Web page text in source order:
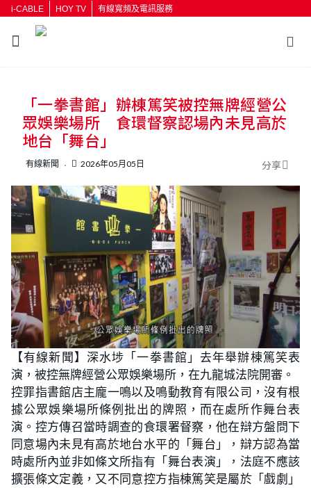
i-CABLE HOY TV 有線寬頻及電訊服務
按輸入鍵開始搜尋
「一拳書館」辦棟篤笑被控無牌經營公
眾娛樂場所 食環督察認場內未見高於
地台「舞台」
有線新聞 2026年05月05日 分享
【有線新聞】深水埗「一拳書館」去年舉辦棟篤笑表
演，被控無牌經營公眾娛樂場所，在九龍城法院開審。
控罪指書館店主龐一鳴以及鳴動教育有限公司，沒有根
據公眾娛樂場所條例批出的牌照，而在處所作舞台表
演。控方傳召當時調查的食環署督察，他在辯方盤問下
同意場內未見有高於地台水平的「舞台」，辯方認為當
時處所內並非如條文所指有「舞台表演」，法庭不應該
擴張條文定義，又不同意控方指棟篤笑是屬於「戲劇」